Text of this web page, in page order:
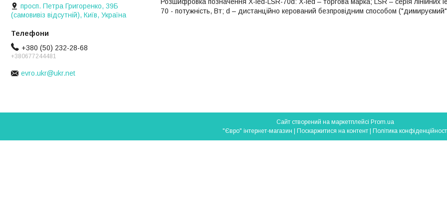
70 - потужність, Вт; d – дистанційно керований безпровідним способом
просп. Петра Григоренко, 39Б
(самовивіз відсутній), Київ, Україна
+380 (50) 232-28-68
+380677244481
evro.ukr@ukr.net
Сайт створений на маркетплейсі Prom.ua
Поскаржитися на контент Політика